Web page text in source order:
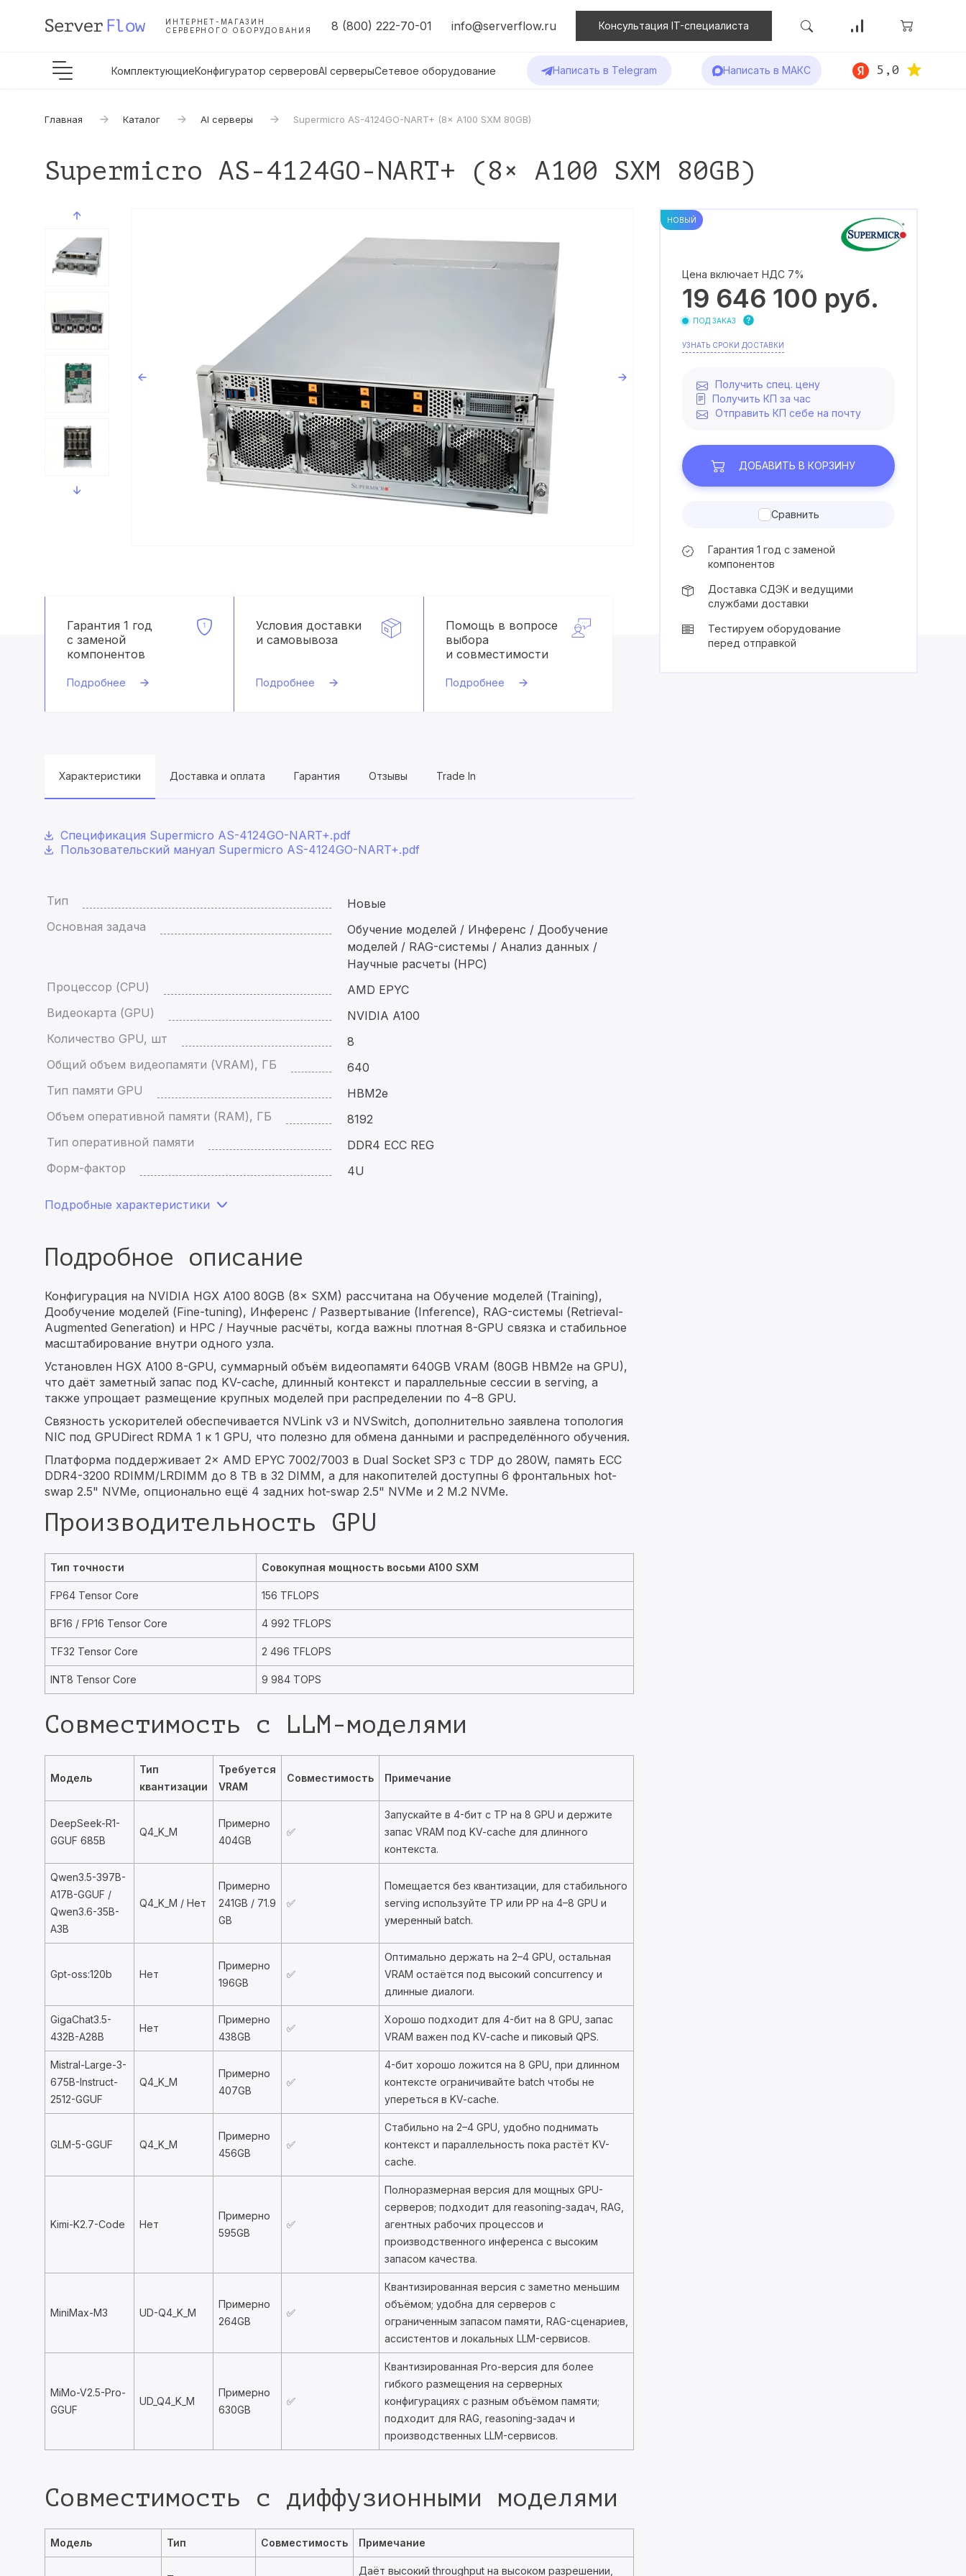
ИНТЕРНЕТ-МАГАЗИН
СЕРВЕРНОГО ОБОРУДОВАНИЯ
8 (800) 222-70-01 info@serverflow.ru Консультация IT-специалиста
КомплектующиеКонфигуратор серверовAI серверыСетевое оборудование Написать в Telegram Написать в МАКС 5,0
Главная Каталог AI серверы Supermicro AS-4124GO-NART+ (8× A100 SXM 80GB)
Supermicro AS-4124GO-NART+ (8× A100 SXM 80GB)
Гарантия 1 год
с заменой
компонентов
Подробнее
Условия доставки
и самовывоза
Подробнее
Помощь в вопросе
выбора
и совместимости
Подробнее
Характеристики Доставка и оплата Гарантия Отзывы Trade In
Спецификация Supermicro AS-4124GO-NART+.pdf
Пользовательский мануал Supermicro AS-4124GO-NART+.pdf
Тип
Новые
Основная задача
Обучение моделей / Инференс / Дообучение
моделей / RAG-системы / Анализ данных /
Научные расчеты (HPC)
Процессор (CPU)
AMD EPYC
Видеокарта (GPU)
NVIDIA A100
Количество GPU, шт
8
Общий объем видеопамяти (VRAM), ГБ
640
Тип памяти GPU
HBM2e
Объем оперативной памяти (RAM), ГБ
8192
Тип оперативной памяти
DDR4 ECC REG
Форм-фактор
4U
Подробные характеристики
Подробное описание
Конфигурация на NVIDIA HGX A100 80GB (8× SXM) рассчитана на Обучение моделей (Training),
Дообучение моделей (Fine-tuning), Инференс / Развертывание (Inference), RAG-системы (Retrieval-
Augmented Generation) и HPC / Научные расчёты, когда важны плотная 8-GPU связка и стабильное
масштабирование внутри одного узла.
Установлен HGX A100 8-GPU, суммарный объём видеопамяти 640GB VRAM (80GB HBM2e на GPU),
что даёт заметный запас под KV-cache, длинный контекст и параллельные сессии в serving, а
также упрощает размещение крупных моделей при распределении по 4–8 GPU.
Связность ускорителей обеспечивается NVLink v3 и NVSwitch, дополнительно заявлена топология
NIC под GPUDirect RDMA 1 к 1 GPU, что полезно для обмена данными и распределённого обучения.
Платформа поддерживает 2× AMD EPYC 7002/7003 в Dual Socket SP3 с TDP до 280W, память ECC
DDR4-3200 RDIMM/LRDIMM до 8 TB в 32 DIMM, а для накопителей доступны 6 фронтальных hot-
swap 2.5" NVMe, опционально ещё 4 задних hot-swap 2.5" NVMe и 2 M.2 NVMe.
Производительность GPU
Тип точности Совокупная мощность восьми A100 SXM
FP64 Tensor Core 156 TFLOPS
BF16 / FP16 Tensor Core 4 992 TFLOPS
TF32 Tensor Core 2 496 TFLOPS
INT8 Tensor Core 9 984 TOPS
Совместимость с LLM-моделями
Модель
Тип
квантизации
Требуется
VRAM
Совместимость Примечание
DeepSeek-R1-
GGUF 685B
Q4_K_M
Примерно
404GB
✅
Запускайте в 4-бит с TP на 8 GPU и держите
запас VRAM под KV-cache для длинного
контекста.
Qwen3.5-397B-
A17B-GGUF /
Qwen3.6-35B-
A3B
Q4_K_M / Нет
Примерно
241GB / 71.9
GB
✅
Помещается без квантизации, для стабильного
serving используйте TP или PP на 4–8 GPU и
умеренный batch.
Gpt-oss:120b Нет
Примерно
196GB
✅
Оптимально держать на 2–4 GPU, остальная
VRAM остаётся под высокий concurrency и
длинные диалоги.
GigaChat3.5-
432B-A28B
Нет
Примерно
438GB
✅
Хорошо подходит для 4-бит на 8 GPU, запас
VRAM важен под KV-cache и пиковый QPS.
Mistral-Large-3-
675B-Instruct-
2512-GGUF
Q4_K_M
Примерно
407GB
✅
4-бит хорошо ложится на 8 GPU, при длинном
контексте ограничивайте batch чтобы не
упереться в KV-cache.
GLM-5-GGUF Q4_K_M
Примерно
456GB
✅
Стабильно на 2–4 GPU, удобно поднимать
контекст и параллельность пока растёт KV-
cache.
Kimi-K2.7-Code Нет
Примерно
595GB
✅
Полноразмерная версия для мощных GPU-
серверов; подходит для reasoning-задач, RAG,
агентных рабочих процессов и
производственного инференса с высоким
запасом качества.
MiniMax-M3 UD-Q4_K_M
Примерно
264GB
✅
Квантизированная версия с заметно меньшим
объёмом; удобна для серверов с
ограниченным запасом памяти, RAG-сценариев,
ассистентов и локальных LLM-сервисов.
MiMo-V2.5-Pro-
GGUF
UD_Q4_K_M
Примерно
630GB
✅
Квантизированная Pro-версия для более
гибкого размещения на серверных
конфигурациях с разным объёмом памяти;
подходит для RAG, reasoning-задач и
производственных LLM-сервисов.
Совместимость с диффузионными моделями
Модель Тип Совместимость Примечание
Даёт высокий throughput на высоком разрешении,
НОВЫЙ
Цена включает НДС 7%
19 646 100 руб.
ПОД ЗАКАЗ
УЗНАТЬ СРОКИ ДОСТАВКИ
Получить спец. цену
Получить КП за час
Отправить КП себе на почту
ДОБАВИТЬ В КОРЗИНУ
Сравнить
Гарантия 1 год с заменой
компонентов
Доставка СДЭК и ведущими
службами доставки
Тестируем оборудование
перед отправкой